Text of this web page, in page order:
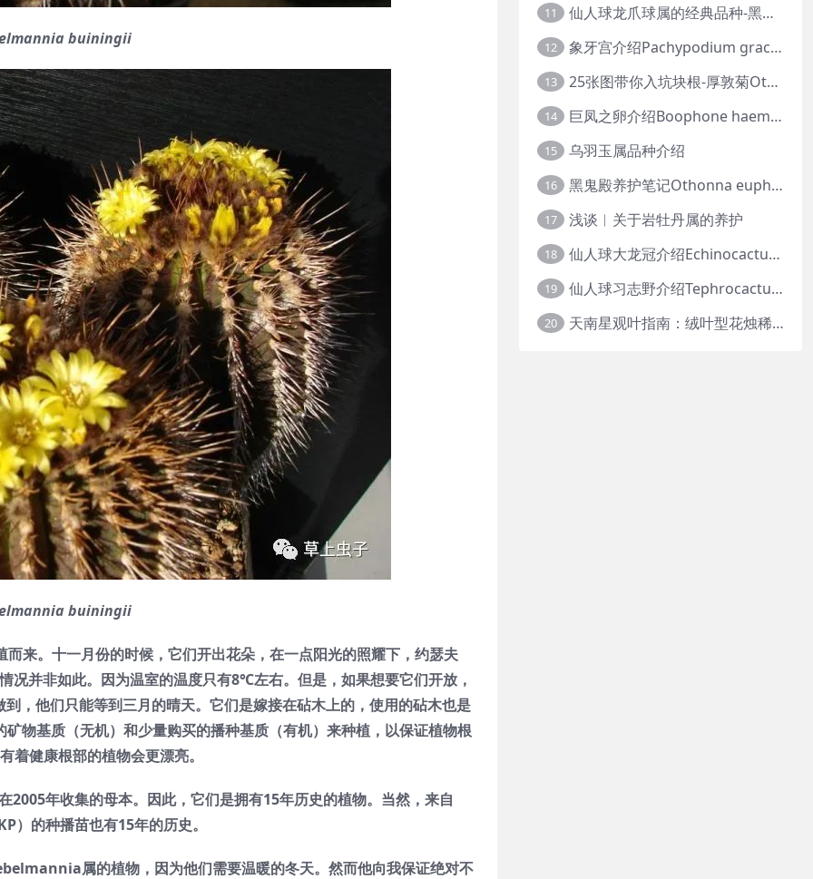
buiningii
buiningii
。十一月份的时候，它们开出花朵，在一点阳光的照耀下，约瑟夫
况并非如此。因为温室的温度只有8℃左右。但是，如果想要它们开放，
，他们只能等到三月的晴天。它们是嫁接在砧木上的，使用的砧木也是
物基质（无机）和少量购买的播种基质（有机）来种植，以保证植物根
着健康根部的植物会更漂亮。
年收集的母本。因此，它们是拥有15年历史的植物。当然，来自
）的种播苗也有15年的历史。
属的植物，因为他们需要温暖的冬天。然而他向我保证绝对不
11 仙人球龙爪球属的经典品种-黑王丸系列的产地介绍
12 象牙宫介绍Pachypodium gracilius
13 25张图带你入坑块根-厚敦菊Othonna
14 巨凤之卵介绍Boophone haemanthoides
15 乌羽玉属品种介绍
16 黑鬼殿养护笔记Othonna euphorbioides
17 浅谈︱关于岩牡丹属的养护
18 仙人球大龙冠介绍Echinocactus polycephalus
19 仙人球习志野介绍Tephrocactus geometricus
20 天南星观叶指南：绒叶型花烛稀有种质 · 帝王花烛等